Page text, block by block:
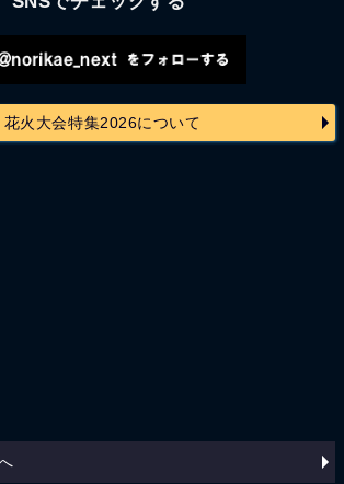
花火大会特集2026について